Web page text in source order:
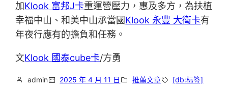
加Klook 富邦J卡重運營壓力，惠及多方，為扶植
幸福中山、和美中山承當國Klook 永豐 大衛卡有
年夜行應有的擔負和任務。
文Klook 國泰cube卡/方勇
admin 2025 年 4 月 11 日 推薦文章 [db:标签]